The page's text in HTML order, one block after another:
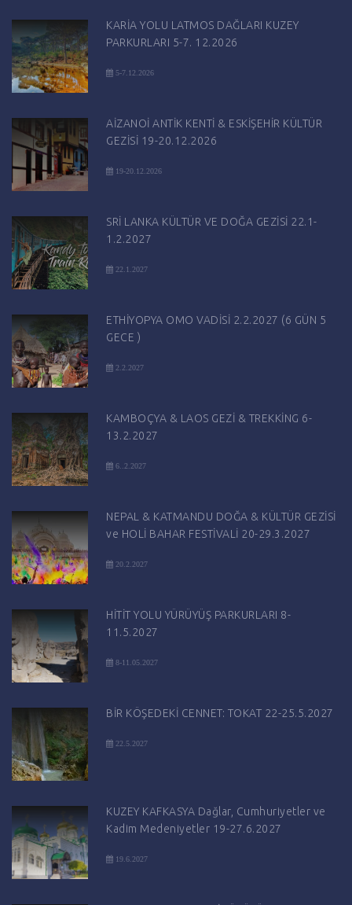
KARİA YOLU LATMOS DAĞLARI KUZEY
PARKURLARI 5-7. 12.2026
5-7.12.2026
AİZANOİ ANTİK KENTİ & ESKİŞEHİR KÜLTÜR
GEZİSİ 19-20.12.2026
19-20.12.2026
SRİ LANKA KÜLTÜR VE DOĞA GEZİSİ 22.1-
1.2.2027
22.1.2027
ETHİYOPYA OMO VADİSİ 2.2.2027 (6 GÜN 5
GECE )
2.2.2027
KAMBOÇYA & LAOS GEZİ & TREKKİNG 6-
13.2.2027
6..2.2027
NEPAL & KATMANDU DOĞA & KÜLTÜR GEZİSİ
ve HOLİ BAHAR FESTİVALİ 20-29.3.2027
20.2.2027
HİTİT YOLU YÜRÜYÜŞ PARKURLARI 8-
11.5.2027
8-11.05.2027
BİR KÖŞEDEKİ CENNET: TOKAT 22-25.5.2027
22.5.2027
KUZEY KAFKASYA Dağlar, Cumhuriyetler ve
Kadim Medeniyetler 19-27.6.2027
19.6.2027